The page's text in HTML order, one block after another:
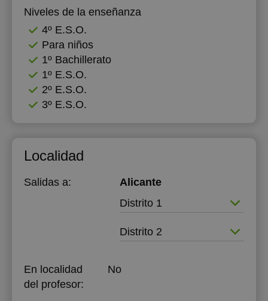
Niveles de la enseñanza
4º E.S.O.
Para niños
1º Bachillerato
1º E.S.O.
2º E.S.O.
3º E.S.O.
Localidad
Salidas a:
Alicante
Distrito 1
Distrito 2
En localidad
del profesor:
No